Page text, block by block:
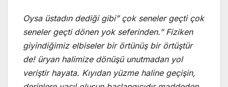
Oysa üstadın dediği gibi” çok seneler geçti çok
seneler geçti dönen yok seferinden.” Fiziken
giyindiğimiz elbiseler bir örtünüş bir örtüştür
de! üryan halimize dönüşü unutmadan yol
veriştir hayata. Kıyıdan yüzme haline geçişin,